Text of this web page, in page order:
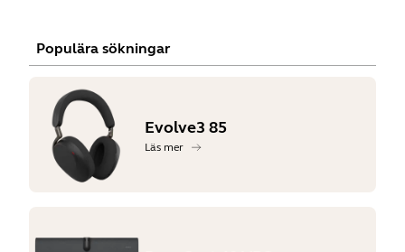
Populära sökningar
Evolve3 85
Läs mer